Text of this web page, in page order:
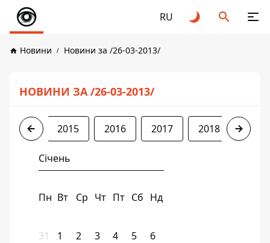
RU
Новини Новини за /26-03-2013/
НОВИНИ ЗА /26-03-2013/
2013 2015 2016 2017 2018 2019
Січень
Пн Вт Ср Чт Пт Сб Нд
31 1 2 3 4 5 6